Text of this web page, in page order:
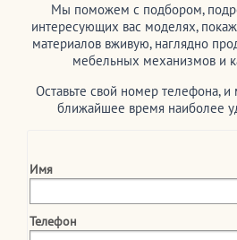
Мы поможем с подбором,
интересующих вас моделях,
материалов вживую, наглядно
мебельных механизмов и
Оставьте свой номер телефона,
ближайшее время наиболее
Имя
Телефон